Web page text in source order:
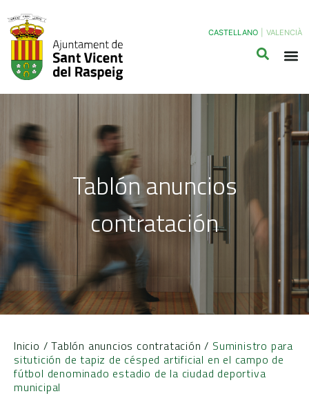
CASTELLANO VALENCIÀ
Tablón anuncios
contratación
Inicio /Tablón anuncios contratación / Suministro para
situtición de tapiz de césped artificial en el campo de
fútbol denominado estadio de la ciudad deportiva
municipal